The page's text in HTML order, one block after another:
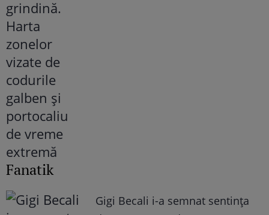
Fanatik
Gigi Becali i-a semnat sentința